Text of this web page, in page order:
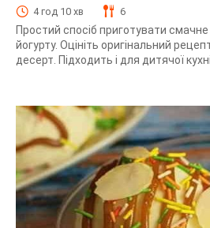
4 год 10 хв 6
Простий спосіб приготувати
йогурту. Оцініть оригінальний
десерт. Підходить і для дитячої